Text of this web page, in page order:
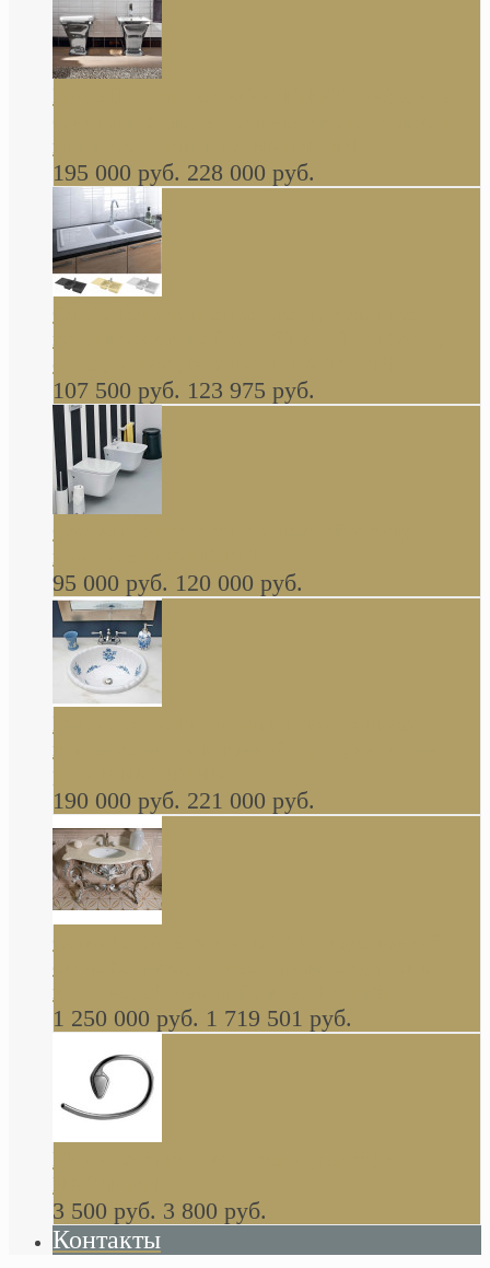
Butterfly Scarabeo КОМПЛЕКТ санфаянса
глянцевая платина В НАЛИЧИИ
195 000 руб. 228 000 руб.
керамическая мойка 1160 x 510 мм белая,
серая, черная, бежевая В НАЛИЧИИ
107 500 руб. 123 975 руб.
навесное КОМПЛЕКТ
95 000 руб. 120 000 руб.
Decorated Bathroom раковина овальная
встраиваемая для ванной с рисунком синяя
роза В НАЛИЧИИ
190 000 руб. 221 000 руб.
стиле барокко, из массива дерева, светло
коричневый матовый окрас + серебро
1 250 000 руб. 1 719 501 руб.
Khala Colombo аксессуары (серия) В
НАЛИЧИИ
3 500 руб. 3 800 руб.
Контакты